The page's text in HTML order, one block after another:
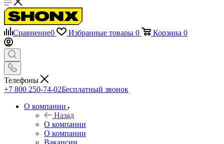
Сравнение0 Избранные товары 0 Корзина 0
Телефоны
+7 800 250-74-02Бесплатный звонок
О компании
Назад
О компании
О компании
Вакансии